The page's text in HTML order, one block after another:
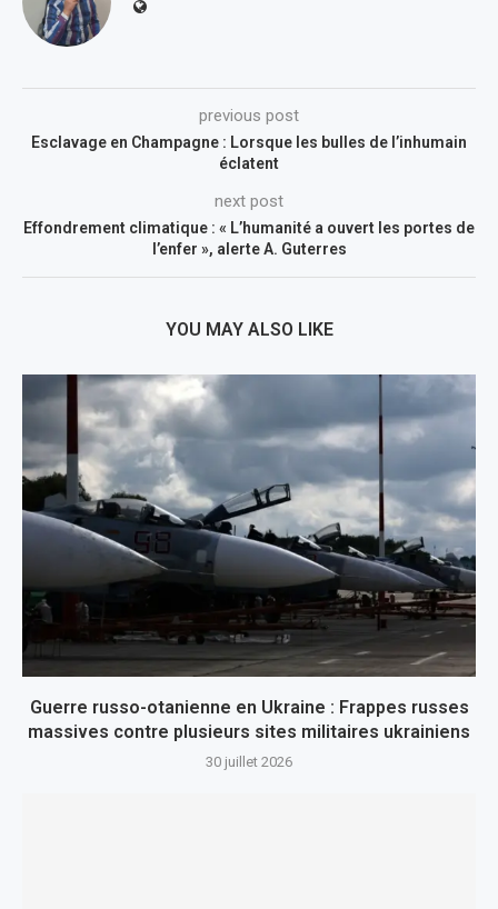
previous post
Esclavage en Champagne : Lorsque les bulles de l’inhumain
éclatent
next post
Effondrement climatique : « L’humanité a ouvert les portes de
l’enfer », alerte A. Guterres
YOU MAY ALSO LIKE
Guerre russo-otanienne en Ukraine : Frappes russes
massives contre plusieurs sites militaires ukrainiens
30 juillet 2026